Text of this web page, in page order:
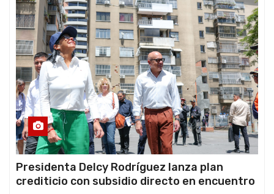
Presidenta Delcy Rodríguez lanza plan
crediticio con subsidio directo en encuentro